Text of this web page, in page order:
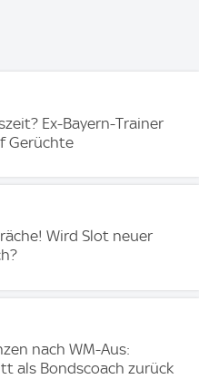
Ex-Bayern-Trainer
Gerüchte
Wird Slot neuer
nach WM-Aus:
als Bondscoach zurück